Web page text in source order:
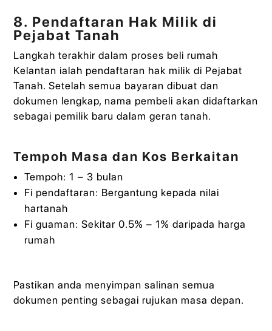
8. Pendaftaran Hak Milik di
Pejabat Tanah
Langkah terakhir dalam proses beli rumah
Kelantan ialah pendaftaran hak milik di Pejabat
Tanah. Setelah semua bayaran dibuat dan
dokumen lengkap, nama pembeli akan didaftarkan
sebagai pemilik baru dalam geran tanah.
Tempoh Masa dan Kos Berkaitan
Tempoh: 1 – 3 bulan
Fi pendaftaran: Bergantung kepada nilai
hartanah
Fi guaman: Sekitar 0.5% – 1% daripada harga
rumah
Pastikan anda menyimpan salinan semua
dokumen penting sebagai rujukan masa depan.